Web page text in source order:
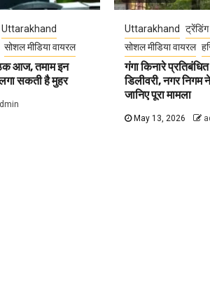
Uttarakhand
सोशल मीडिया वायरल
आज, तमाम इन
लगा सकती है मुहर
Uttarakhand
सोशल मीडिया वायरल
गंगा किनारे
डिलीवरी, नगर निगम
जानिए पूरा मामला
May 13, 2026